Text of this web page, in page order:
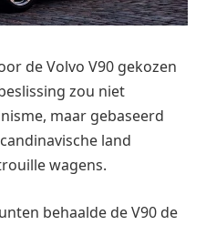
de Volvo V90 gekozen
zou niet
maar gebaseerd
land
wagens.
behaalde de V90 de